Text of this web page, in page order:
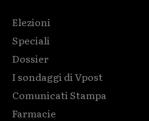
Elezioni
Speciali
Dossier
I sondaggi di Vpost
Comunicati Stampa
Farmacie